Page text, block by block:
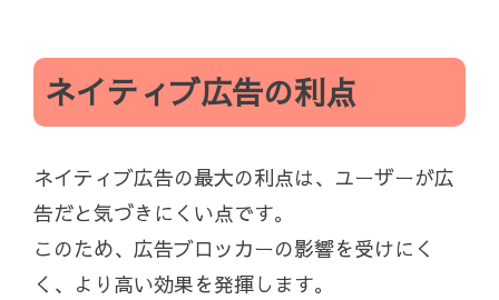
ネイティブ広告の利点
ネイティブ広告の最大の利点は、ユーザーが広
告だと気づきにくい点です。
このため、広告ブロッカーの影響を受けにく
く、より高い効果を発揮します。